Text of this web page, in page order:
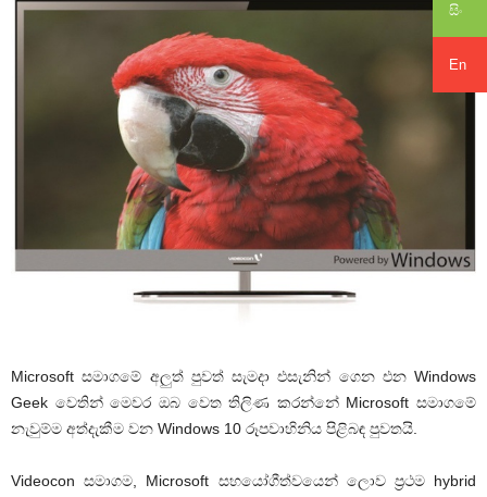
සිං
En
Microsoft සමාගමේ අලුත් පුවත් සැමදා එසැනින් ගෙන එන Windows
Geek වෙතින් මෙවර ඔබ වෙත තිලිණ කරන්නේ Microsoft සමාගමේ
නැවුම්ම අත්දැකීම වන Windows 10 රූපවාහිනිය පිළිබඳ පුවතයි.
Videocon සමාගම, Microsoft සහයෝගීත්වයෙන් ලොව ප්‍රථම hybrid